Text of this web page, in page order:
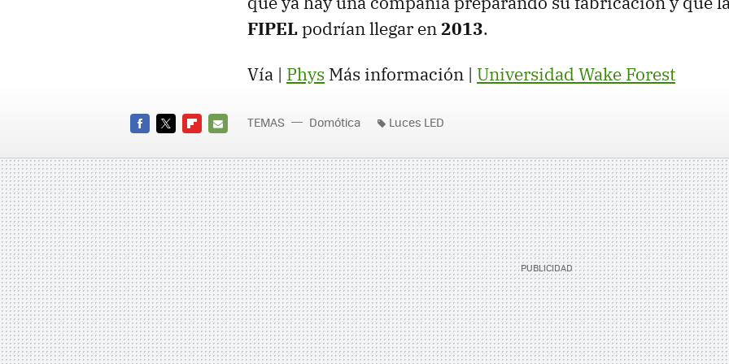
FIPELpodrían llegar en2013.
Vía | Phys Más información | Universidad Wake Forest
MAIL
TEMAS Domótica Luces LED